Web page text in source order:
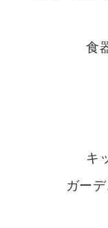
食
キ
ガー